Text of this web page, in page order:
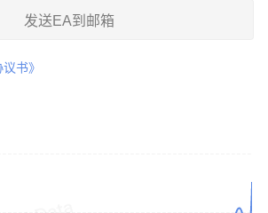
发送EA到邮箱
书》